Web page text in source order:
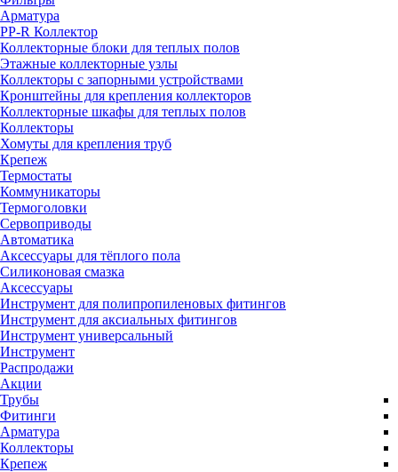
Арматура
PP-R Коллектор
Коллекторные блоки для теплых полов
Этажные коллекторные узлы
Коллекторы с запорными устройствами
Кронштейны для крепления коллекторов
Коллекторные шкафы для теплых полов
Коллекторы
Хомуты для крепления труб
Крепеж
Термостаты
Коммуникаторы
Термоголовки
Сервоприводы
Автоматика
Аксессуары для тёплого пола
Силиконовая смазка
Аксессуары
Инструмент для полипропиленовых фитингов
Инструмент для аксиальных фитингов
Инструмент универсальный
Инструмент
Распродажи
Акции
Трубы
Фитинги
Арматура
Коллекторы
Крепеж